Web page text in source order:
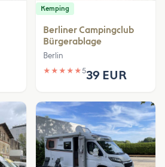
Kemping
Berliner Campingclub
Bürgerablage
Berlin
★ ★ ★ ★ ★539 EUR